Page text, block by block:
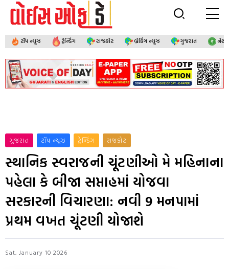
ટૉપ ન્યૂઝ ટ્રેન્ડિંગ રાજકોટ બ્રેકિંગ ન્યૂઝ ગુજરાત
ગુજરાત ટૉપ ન્યૂઝ ટ્રેન્ડિંગ રાજકોટ
સ્થાનિક સ્વરાજની ચૂંટણીઓ મે મહિનાના
પહેલા કે બીજા સપ્તાહમાં યોજવા
સરકારની વિચારણા: નવી 9 મનપામાં
પ્રથમ વખત ચૂંટણી યોજાશે
Sat, January 10 2026